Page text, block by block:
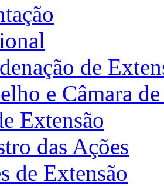
de
e Câmara
Extensão
das Ações
de Extensão